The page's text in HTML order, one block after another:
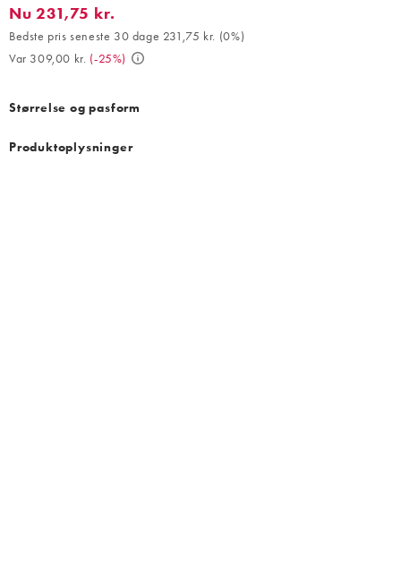
Nu 231,75 kr.. Bedste pris seneste 30 dage 231,75 kr. (0%). Var
Nu 231,75 kr.
Bedste pris seneste 30 dage 231,75 kr. (0%)
Var 309,00 kr. (-25%)
Størrelse og pasform
Produktoplysninger